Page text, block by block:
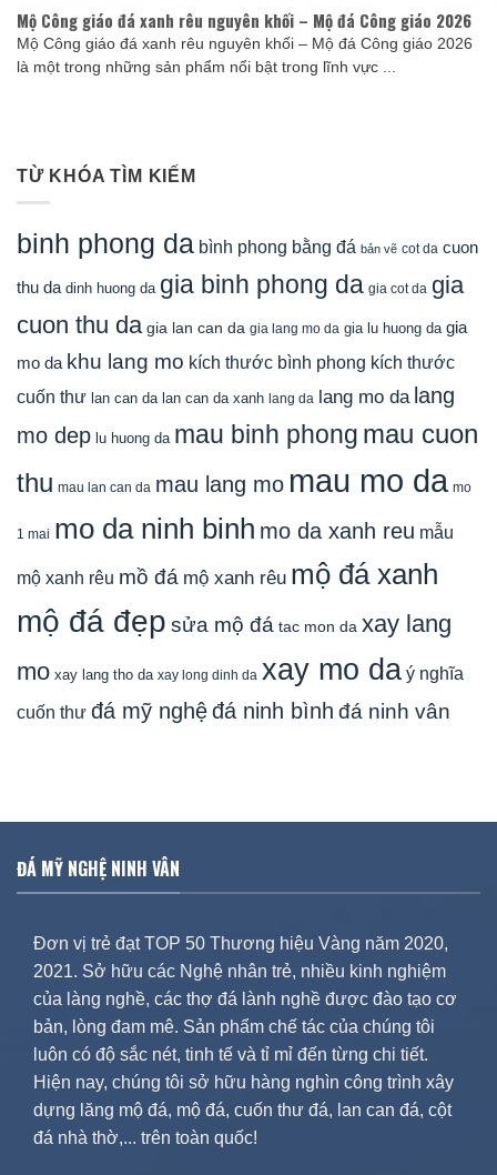
Mộ Công giáo đá xanh rêu nguyên khối – Mộ đá Công giáo 2026
Mộ Công giáo đá xanh rêu nguyên khối – Mộ đá Công giáo 2026
là một trong những sản phẩm nổi bật trong lĩnh vực ...
TỪ KHÓA TÌM KIẾM
binh phong da bình phong bằng đá bản vẽ cot da cuon
thu da dinh huong da gia binh phong da gia cot da gia
cuon thu da gia lan can da gia lang mo da gia lu huong da gia
mo da khu lang mo kích thước bình phong kích thước
cuốn thư lan can da lan can da xanh lang da lang mo da lang
mo dep lu huong da mau binh phong mau cuon
thu mau lan can da mau lang mo mau mo da mo
1 mai mo da ninh binh mo da xanh reu mẫu
mộ xanh rêu mồ đá mộ xanh rêu mộ đá xanh
mộ đá đẹp sửa mộ đá tac mon da xay lang
mo xay lang tho da xay long dinh da xay mo da ý nghĩa
cuốn thư đá mỹ nghệđá ninh bình đá ninh vân
ĐÁ MỸ NGHỆ NINH VÂN
Đơn vị trẻ đạt TOP 50 Thương hiệu Vàng năm 2020,
2021. Sở hữu các Nghệ nhân trẻ, nhiều kinh nghiệm
của làng nghề, các thợ đá lành nghề được đào tạo cơ
bản, lòng đam mê. Sản phẩm chế tác của chúng tôi
luôn có độ sắc nét, tinh tế và tỉ mỉ đến từng chi tiết.
Hiện nay, chúng tôi sở hữu hàng nghìn công trình xây
dựng lăng mộ đá, mộ đá, cuốn thư đá, lan can đá, cột
đá nhà thờ,... trên toàn quốc!